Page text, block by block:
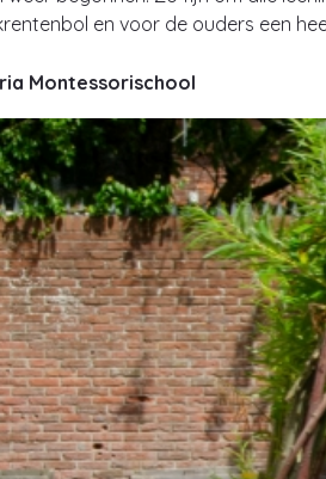
en voor de ouders een
Montessorischool